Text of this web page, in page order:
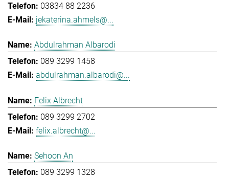
03834 88 2236
jekaterina.ahmels@...
Abdulrahman Albarodi
089 3299 1458
abdulrahman.albarodi@...
Felix Albrecht
089 3299 2702
felix.albrecht@...
Sehoon An
089 3299 1328